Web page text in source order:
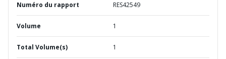
Numéro du rapport RES42549
Volume 1
Total Volume(s) 1